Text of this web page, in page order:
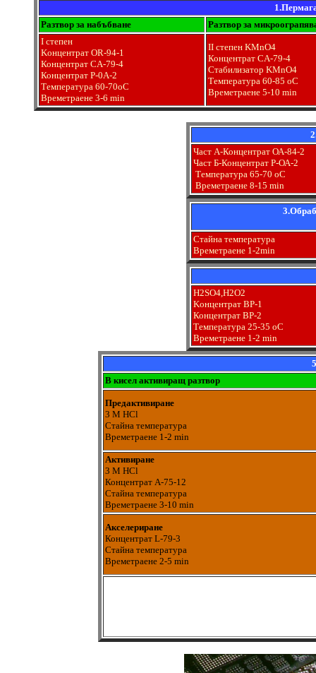
Разтвор за набъбване
Разтвор за
І степен
Kонцентрат OR-94-1
Концентрат CA-79-4
Концентрат P-0A-2
Температура 60-70оС
Времетраене 3-6 min
ІІ степен KMnO4
Концентрат CA-79-4
Стабилизатор KMnО4
Температура 60-85 оС
Времетраене 5-10 min
Част А-Концентрат ОА-84-2
Част Б-Концентрат P-ОА-2
Температура 65-70 оС
Времетраене 8-15 min
Стайна температура
Времетраене 1-2min
H2SO4,H2O2
Kонцентрат ВР-1
Концентрат BР-2
Температура 25-35 оС
Времетраене 1-2 min
В кисел активиращ разтвор
Предактивиране
3 М HCl
Стайна температура
Времетраене 1-2 min
Активиране
3 М HCl
Концентрат А-75-12
Стайна температура
Времетраене 3-10 min
Акселериране
Концентрат L-79-3
Стайна температура
Времетраене 2-5 min